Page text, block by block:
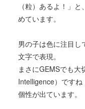
（粒）あるよ！」
めています。
男の子は色に注目し
文字で表現。
まさにGEMSでも
Intelligence）です
個性が出ています。